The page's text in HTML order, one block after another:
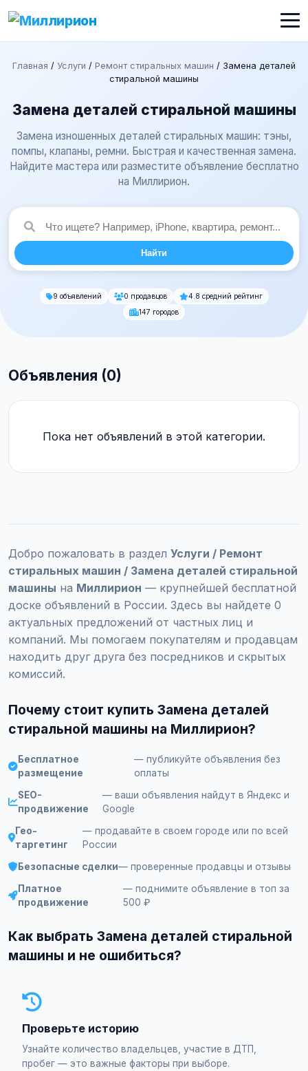
Главная / Услуги / Ремонт стиральных машин / Замена деталей
стиральной машины
Замена деталей стиральной машины
Замена изношенных деталей стиральных машин: тэны,
помпы, клапаны, ремни. Быстрая и качественная замена.
Найдите мастера или разместите объявление бесплатно
на Миллирион.
Найти
9 объявлений 0 продавцов
4.8 средний рейтинг
147 городов
Объявления (0)
Пока нет объявлений в этой категории.
Добро пожаловать в раздел Услуги / Ремонт
стиральных машин / Замена деталей стиральной
машины на Миллирион — крупнейшей бесплатной
доске объявлений в России. Здесь вы найдете 0
актуальных предложений от частных лиц и
компаний. Мы помогаем покупателям и продавцам
находить друг друга без посредников и скрытых
комиссий.
Почему стоит купить Замена деталей
стиральной машины на Миллирион?
Бесплатное
размещение
— публикуйте объявления без
оплаты
SEO-
продвижение
— ваши объявления найдут в Яндекс и
Google
Гео-
таргетинг
— продавайте в своем городе или по всей
России
Безопасные сделки— проверенные продавцы и отзывы
Платное
продвижение
— поднимите объявление в топ за
500 ₽
Как выбрать Замена деталей стиральной
машины и не ошибиться?
Проверьте историю
Узнайте количество владельцев, участие в ДТП,
пробег — это важные факторы при выборе.